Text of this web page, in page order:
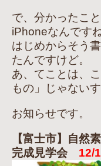
で、分かったこ
iPhoneなんですね
はじめからそう
たんですけど。
あ、てことは、
もの」じゃない
お知らせです。
【富士市】自然
完成見学会 12/